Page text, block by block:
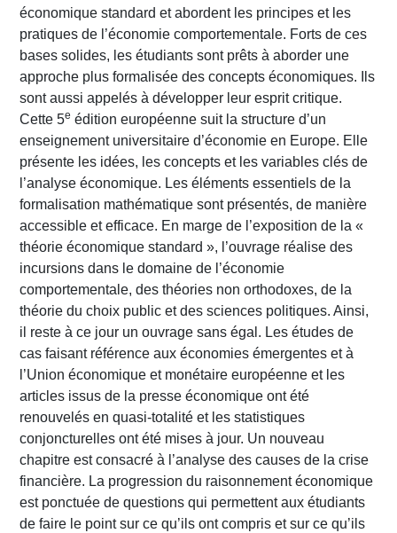
économique standard et abordent les principes et les
pratiques de l’économie comportementale. Forts de ces
bases solides, les étudiants sont prêts à aborder une
approche plus formalisée des concepts économiques. Ils
sont aussi appelés à développer leur esprit critique.
Cette 5e édition européenne suit la structure d’un
enseignement universitaire d’économie en Europe. Elle
présente les idées, les concepts et les variables clés de
l’analyse économique. Les éléments essentiels de la
formalisation mathématique sont présentés, de manière
accessible et efficace. En marge de l’exposition de la «
théorie économique standard », l’ouvrage réalise des
incursions dans le domaine de l’économie
comportementale, des théories non orthodoxes, de la
théorie du choix public et des sciences politiques. Ainsi,
il reste à ce jour un ouvrage sans égal. Les études de
cas faisant référence aux économies émergentes et à
l’Union économique et monétaire européenne et les
articles issus de la presse économique ont été
renouvelés en quasi-totalité et les statistiques
conjoncturelles ont été mises à jour. Un nouveau
chapitre est consacré à l’analyse des causes de la crise
financière. La progression du raisonnement économique
est ponctuée de questions qui permettent aux étudiants
de faire le point sur ce qu’ils ont compris et sur ce qu’ils